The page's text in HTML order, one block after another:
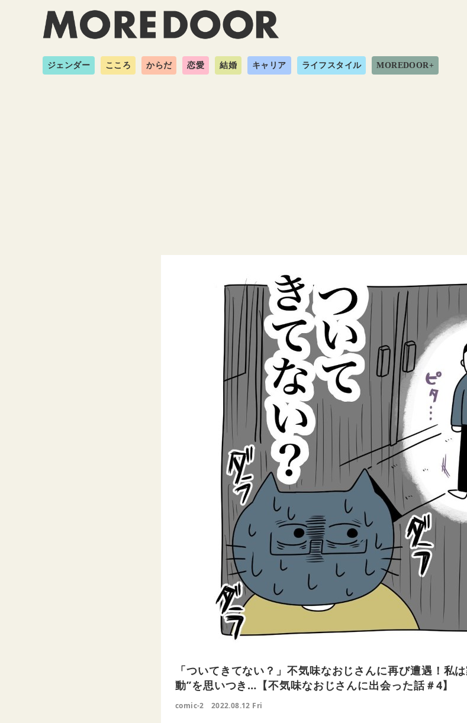
ジェンダー こころ からだ 恋愛 結婚 キャリア ライフスタイル MOREDOOR+
「ついてきてない？」不気味なおじさんに再び遭遇！私
動”を思いつき…【不気味なおじさんに出会った話＃4】
comic-2 2022.08.12 Fri